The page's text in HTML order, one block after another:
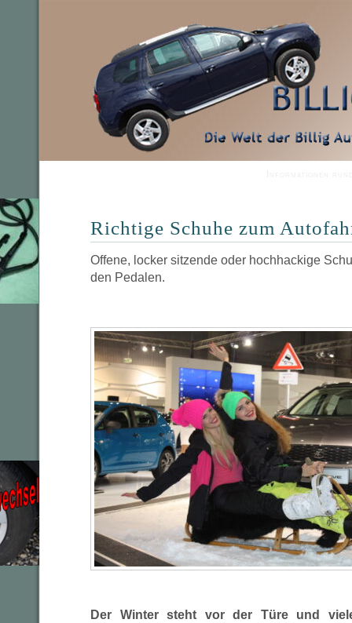
Richtige Schuhe zum
Offene, locker sitzende oder hochhackige
den Pedalen.
Der Winter steht vor der Türe und